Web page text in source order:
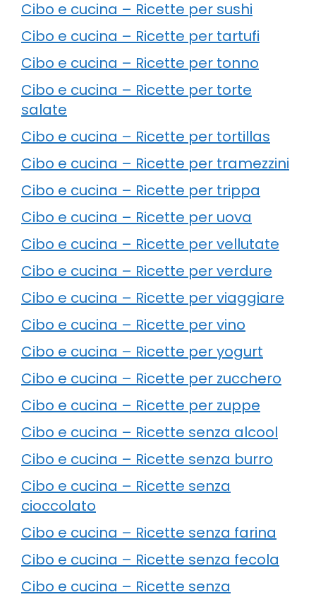
Cibo e cucina – Ricette per sushi
Cibo e cucina – Ricette per tartufi
Cibo e cucina – Ricette per tonno
Cibo e cucina – Ricette per torte
salate
Cibo e cucina – Ricette per tortillas
Cibo e cucina – Ricette per tramezzini
Cibo e cucina – Ricette per trippa
Cibo e cucina – Ricette per uova
Cibo e cucina – Ricette per vellutate
Cibo e cucina – Ricette per verdure
Cibo e cucina – Ricette per viaggiare
Cibo e cucina – Ricette per vino
Cibo e cucina – Ricette per yogurt
Cibo e cucina – Ricette per zucchero
Cibo e cucina – Ricette per zuppe
Cibo e cucina – Ricette senza alcool
Cibo e cucina – Ricette senza burro
Cibo e cucina – Ricette senza
cioccolato
Cibo e cucina – Ricette senza farina
Cibo e cucina – Ricette senza fecola
Cibo e cucina – Ricette senza